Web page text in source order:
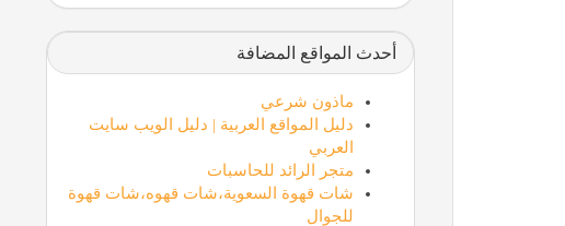
أحدث المواقع المضافة
ماذون شرعي
دليل المواقع العربية | دليل الويب سايت
العربي
متجر الرائد للحاسبات
شات قهوة السعوية،شات قهوه،شات قهوة
للجوال